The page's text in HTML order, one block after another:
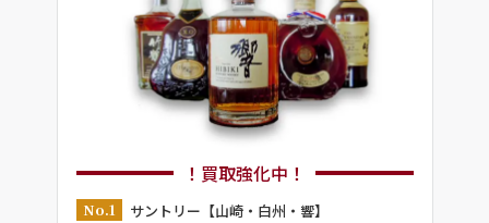
！買取強化中！
No.1
サントリー【山崎・白州・響】